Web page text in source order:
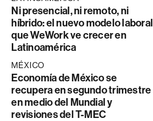
Ni presencial, ni remoto, ni
híbrido: el nuevo modelo laboral
que WeWork ve crecer en
Latinoamérica
MÉXICO
Economía de México se
recupera en segundo trimestre
en medio del Mundial y
revisiones del T-MEC